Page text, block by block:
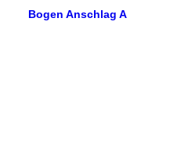
Bogen Anschlag A